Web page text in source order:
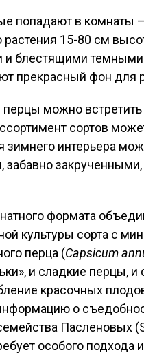
попадают в комнаты
растения 15-80 см
и блестящими
прекрасный фон для
можно встретить
сортов
интерьера
формата
культуры сорта с
перца (Capsicum
и сладкие перцы, и
красочных
о
Пасленовых
особого подхода